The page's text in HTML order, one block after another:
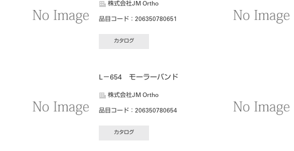
株式会社JM Ortho
品目コード ：206350780651
カタログ
L－654 モーラーバンド
株式会社JM Ortho
品目コード ：206350780654
カタログ